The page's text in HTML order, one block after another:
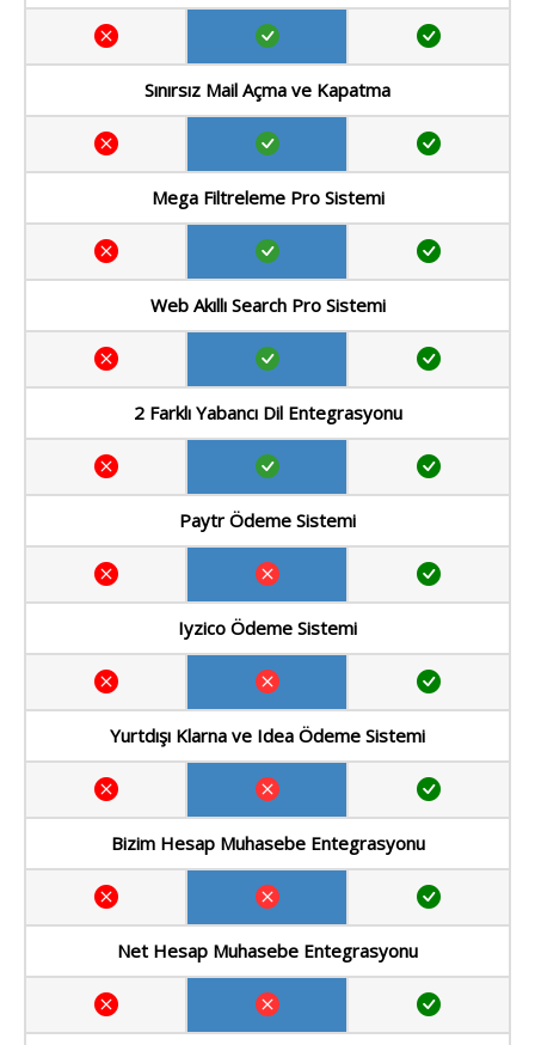
Sınırsız Mail Açma ve Kapatma
Mega Filtreleme Pro Sistemi
Web Akıllı Search Pro Sistemi
2 Farklı Yabancı Dil Entegrasyonu
Paytr Ödeme Sistemi
Iyzico Ödeme Sistemi
Yurtdışı Klarna ve Idea Ödeme Sistemi
Bizim Hesap Muhasebe Entegrasyonu
Net Hesap Muhasebe Entegrasyonu